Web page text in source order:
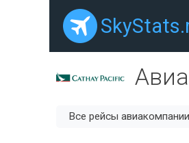
Все рейсы авиакомпании